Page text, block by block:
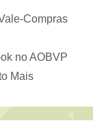
Compras
no AOBVP
Mais